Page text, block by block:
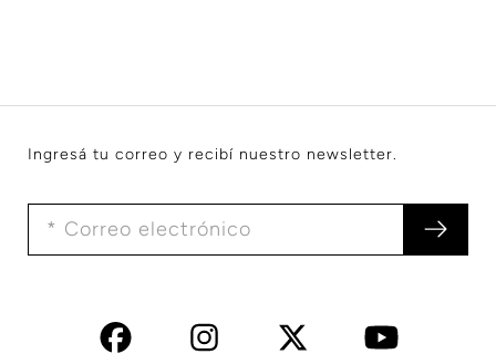
Ingresá tu correo y recibí nuestro newsletter.